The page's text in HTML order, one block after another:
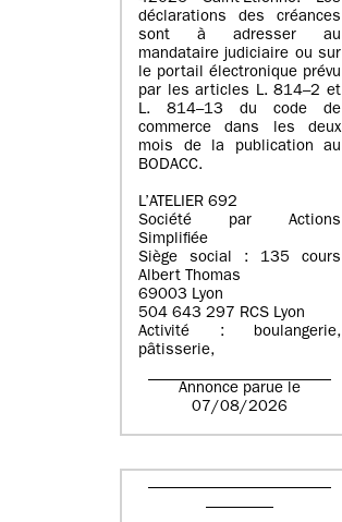
déclarations des créances
sont à adresser au
mandataire judiciaire ou sur
le portail électronique prévu
par les articles L. 814–2 et
L. 814–13 du code de
commerce dans les deux
mois de la publication au
BODACC.
L’ATELIER 692
Société par Actions
Simplifiée
Siège social : 135 cours
Albert Thomas
69003 Lyon
504 643 297 RCS Lyon
Activité : boulangerie,
pâtisserie,
Annonce parue le
07/08/2026